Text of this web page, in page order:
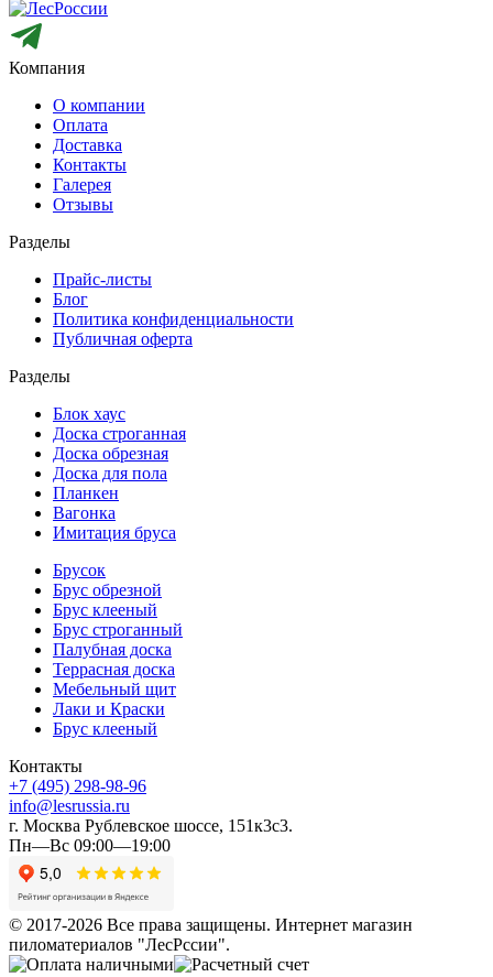
Компания
О компании
Оплата
Доставка
Контакты
Галерея
Отзывы
Разделы
Прайс-листы
Блог
Политика конфиденциальности
Публичная оферта
Разделы
Блок хаус
Доска строганная
Доска обрезная
Доска для пола
Планкен
Вагонка
Имитация бруса
Брусок
Брус обрезной
Брус клееный
Брус строганный
Палубная доска
Террасная доска
Мебельный щит
Лаки и Краски
Брус клееный
Контакты
+7 (495) 298-98-96
info@lesrussia.ru
г. Москва Рублевское шоссе, 151к3с3.
Пн—Вс 09:00—19:00
© 2017-2026 Все права защищены. Интернет магазин
пиломатериалов "ЛесРссии".